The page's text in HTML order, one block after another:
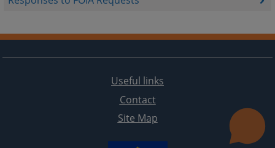
Useful links
Contact
Site Map